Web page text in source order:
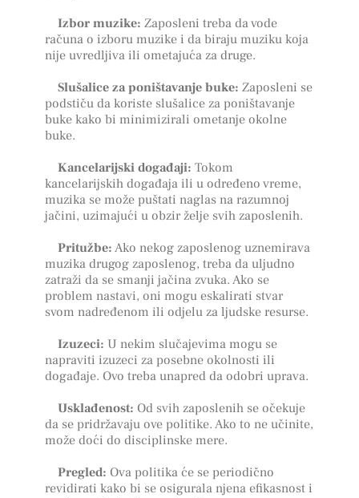
Izbor muzike: Zaposleni treba da vode
računa o izboru muzike i da biraju muziku koja
nije uvredljiva ili ometajuća za druge.
Slušalice za poništavanje buke: Zaposleni se
podstiču da koriste slušalice za poništavanje
buke kako bi minimizirali ometanje okolne
buke.
Kancelarijski događaji: Tokom
kancelarijskih događaja ili u određeno vreme,
muzika se može puštati naglas na razumnoj
jačini, uzimajući u obzir želje svih zaposlenih.
Pritužbe: Ako nekog zaposlenog uznemirava
muzika drugog zaposlenog, treba da uljudno
zatraži da se smanji jačina zvuka. Ako se
problem nastavi, oni mogu eskalirati stvar
svom nadređenom ili odjelu za ljudske resurse.
Izuzeci: U nekim slučajevima mogu se
napraviti izuzeci za posebne okolnosti ili
događaje. Ovo treba unapred da odobri uprava.
Usklađenost: Od svih zaposlenih se očekuje
da se pridržavaju ove politike. Ako to ne učinite,
može doći do disciplinske mere.
Pregled: Ova politika će se periodično
revidirati kako bi se osigurala njena efikasnost i